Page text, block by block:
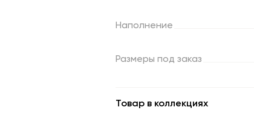
Наполнение
Размеры под заказ
Товар в коллекциях